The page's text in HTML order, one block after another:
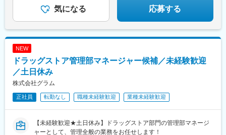
気になる 応募する
NEW
ドラッグストア管理部マネージャー候補／未経験歓迎
／土日休み
株式会社グラム
正社員 転勤なし 職種未経験歓迎 業種未経験歓迎
【未経験歓迎★土日休み】ドラッグストア部門の管理部マネージ
ャーとして、管理全般の業務をお任せします！